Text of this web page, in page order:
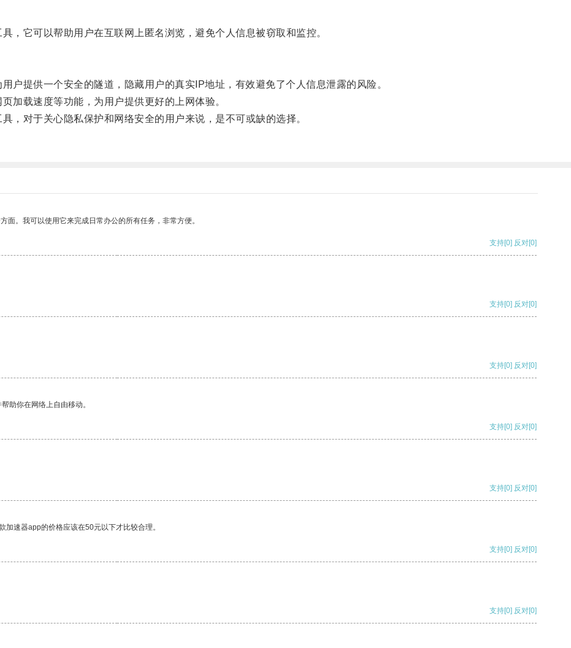
它可以帮助用户在互联网上匿名浏览，避免个人信息被窃取和监控。
提供一个安全的隧道，隐藏用户的真实IP地址，有效避免了个人信息泄露的风险。
载速度等功能，为用户提供更好的上网体验。
对于关心隐私保护和网络安全的用户来说，是不可或缺的选择。
。我可以使用它来完成日常办公的所有任务，非常方便。
支持[0] 反对[0]
支持[0] 反对[0]
支持[0] 反对[0]
助你在网络上自由移动。
支持[0] 反对[0]
支持[0] 反对[0]
速器app的价格应该在50元以下才比较合理。
支持[0] 反对[0]
支持[0] 反对[0]